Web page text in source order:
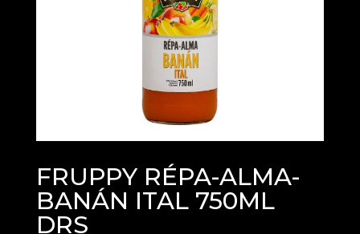
FRUPPY RÉPA-ALMA-
BANÁN ITAL 750ML
DRS